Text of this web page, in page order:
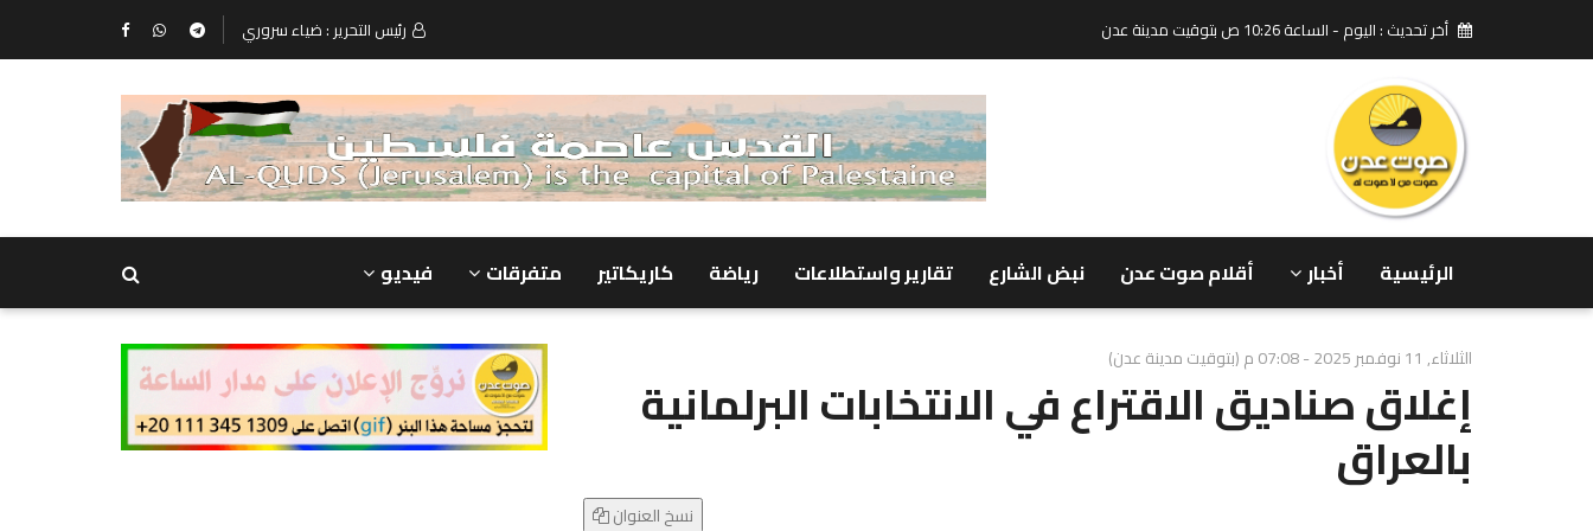
أخر تحديث : اليوم - الساعة 10:26 ص بتوقيت مدينة عدن رئيس التحرير : ضياء سروري
الرئيسية أخبار أقلام صوت عدن نبض الشارع تقارير واستطلاعات رياضة كاريكاتير متفرقات فيديو
الثلاثاء, 11 نوفمبر 2025 - 07:08 م (بتوقيت مدينة عدن)
إغلاق صناديق الاقتراع في الانتخابات البرلمانية
بالعراق
نسخ العنوان